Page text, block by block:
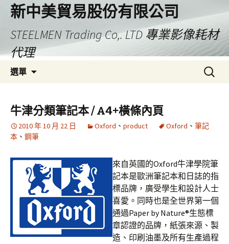
新中美貿易股份有限公司
STEELMEN Trading Co,. LTD 專業影像耗材
代理
選單
要
內
容
搜
牛津分類筆記本 / A4+橫條內頁
2010 年 10 月 22 日 Oxford 、 product Oxford 、 筆記
本 、 鋼筆
來自英國的Oxford牛津學院筆
記本是歐洲筆記本和日誌的指
標品牌，廣受學生和設計人士
喜愛。同時也是全世界第一個
通過Paper by Nature®生態標
章認證的品牌，紙張來源、製
造、印刷油墨及所有生產過程